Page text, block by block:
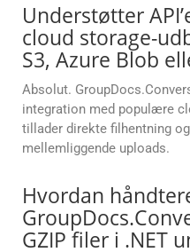
Understøtter
cloud storage-
S3, Azure Blob
Absolut.
integration med populære
tillader direkte filhentning
mellemliggende uploads.
Hvordan
GZIP filer i .NET